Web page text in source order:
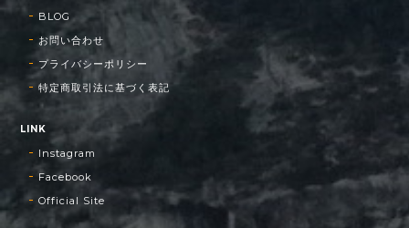
BLOG
お問い合わせ
プライバシーポリシー
特定商取引法に基づく表記
LINK
Instagram
Facebook
Official Site